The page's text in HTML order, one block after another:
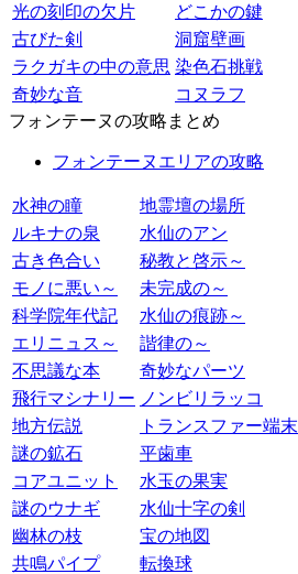
光の刻印の欠片
どこかの鍵
古びた剣
洞窟壁画
ラクガキの中の意思 染色石挑戦
奇妙な音
コヌラフ
フォンテーヌの攻略まとめ
フォンテーヌエリアの攻略
水神の瞳
地霊壇の場所
ルキナの泉
水仙のアン
古き色合い
秘教と啓示～
モノに悪い～
未完成の～
科学院年代記
水仙の痕跡～
エリニュス～
諧律の～
不思議な本
奇妙なパーツ
飛行マシナリー ノンビリラッコ
地方伝説
トランスファー端末
謎の鉱石
平歯車
コアユニット
水玉の果実
謎のウナギ
水仙十字の剣
幽林の枝
宝の地図
共鳴パイプ
転換球